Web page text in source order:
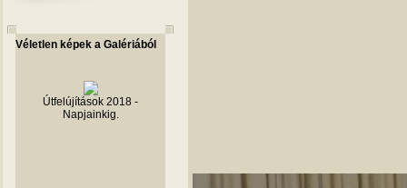
Véletlen képek a Galériából
Útfelújítások 2018 -
Napjainkig.